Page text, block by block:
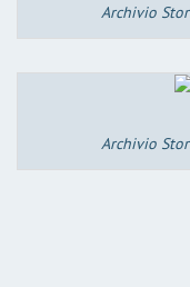
Archivio
Archivio